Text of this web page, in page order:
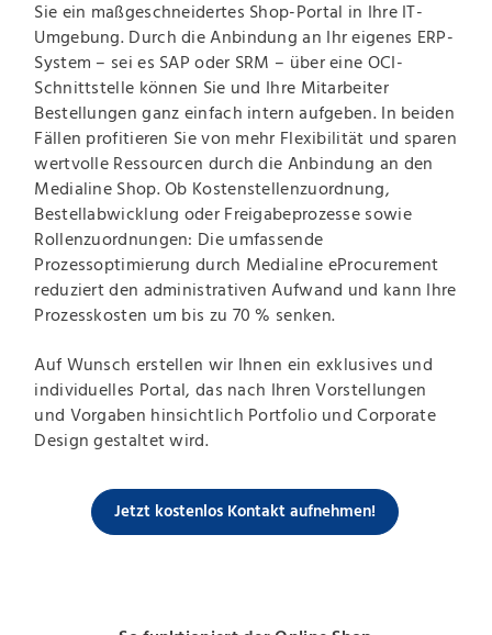
Sie ein maßgeschneidertes Shop-Portal in Ihre IT-
Umgebung. Durch die Anbindung an Ihr eigenes ERP-
System – sei es SAP oder SRM – über eine OCI-
Schnittstelle können Sie und Ihre Mitarbeiter
Bestellungen ganz einfach intern aufgeben. In beiden
Fällen profitieren Sie von mehr Flexibilität und sparen
wertvolle Ressourcen durch die Anbindung an den
Medialine Shop. Ob Kostenstellenzuordnung,
Bestellabwicklung oder Freigabeprozesse sowie
Rollenzuordnungen: Die umfassende
Prozessoptimierung durch Medialine eProcurement
reduziert den administrativen Aufwand und kann Ihre
Prozesskosten um bis zu 70 % senken.
Auf Wunsch erstellen wir Ihnen ein exklusives und
individuelles Portal, das nach Ihren Vorstellungen
und Vorgaben hinsichtlich Portfolio und Corporate
Design gestaltet wird.
Jetzt kostenlos Kontakt aufnehmen!